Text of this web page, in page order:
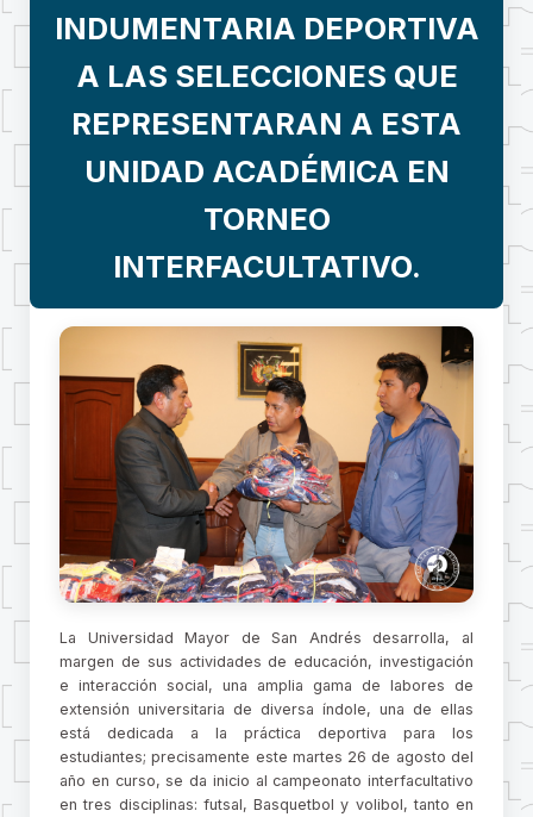
INDUMENTARIA DEPORTIVA
A LAS SELECCIONES QUE
REPRESENTARAN A ESTA
UNIDAD ACADÉMICA EN
TORNEO
INTERFACULTATIVO.
La Universidad Mayor de San Andrés desarrolla, al
margen de sus actividades de educación, investigación
e interacción social, una amplia gama de labores de
extensión universitaria de diversa índole, una de ellas
está dedicada a la práctica deportiva para los
estudiantes; precisamente este martes 26 de agosto del
año en curso, se da inicio al campeonato interfacultativo
en tres disciplinas: futsal, Basquetbol y volibol, tanto en